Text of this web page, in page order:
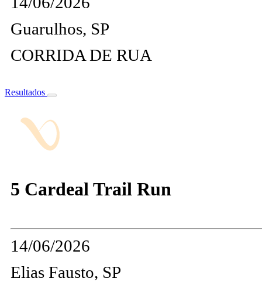
Guarulhos, SP
CORRIDA DE RUA
Resultados
5 Cardeal Trail Run
14/06/2026
Elias Fausto, SP